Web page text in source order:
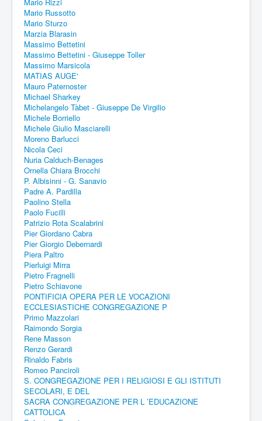
Mario Russotto
Mario Sturzo
Marzia Blarasin
Massimo Bettetini
Massimo Bettetini - Giuseppe Toller
Massimo Marsicola
MATIAS AUGE'
Mauro Paternoster
Michael Sharkey
Michelangelo Tàbet - Giuseppe De Virgilio
Michele Borriello
Michele Giulio Masciarelli
Moreno Barlucci
Nicola Ceci
Nuria Calduch-Benages
Ornella Chiara Brocchi
P. Albisinni - G. Sanavio
Padre A. Pardilla
Paolino Stella
Paolo Fucilli
Patrizio Rota Scalabrini
Pier Giordano Cabra
Pier Giorgio Debernardi
Piera Paltro
Pierluigi Mirra
Pietro Fragnelli
Pietro Schiavone
PONTIFICIA OPERA PER LE VOCAZIONI
ECCLESIASTICHE CONGREGAZIONE P
Primo Mazzolari
Raimondo Sorgia
Rene Masson
Renzo Gerardi
Rinaldo Fabris
Romeo Panciroli
S. CONGREGAZIONE PER I RELIGIOSI E GLI ISTITUTI
SECOLARI, E DEL
SACRA CONGREGAZIONE PER L ’EDUCAZIONE
CATTOLICA